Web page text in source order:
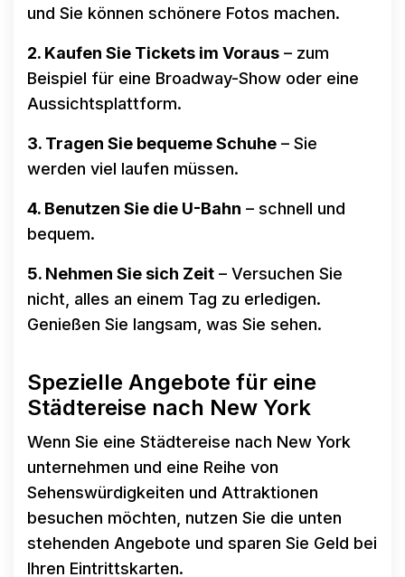
und Sie können schönere Fotos machen.
2. Kaufen Sie Tickets im Voraus – zum
Beispiel für eine Broadway-Show oder eine
Aussichtsplattform.
3. Tragen Sie bequeme Schuhe – Sie
werden viel laufen müssen.
4. Benutzen Sie die U-Bahn – schnell und
bequem.
5. Nehmen Sie sich Zeit – Versuchen Sie
nicht, alles an einem Tag zu erledigen.
Genießen Sie langsam, was Sie sehen.
Spezielle Angebote für eine
Städtereise nach New York
Wenn Sie eine Städtereise nach New York
unternehmen und eine Reihe von
Sehenswürdigkeiten und Attraktionen
besuchen möchten, nutzen Sie die unten
stehenden Angebote und sparen Sie Geld bei
Ihren Eintrittskarten.